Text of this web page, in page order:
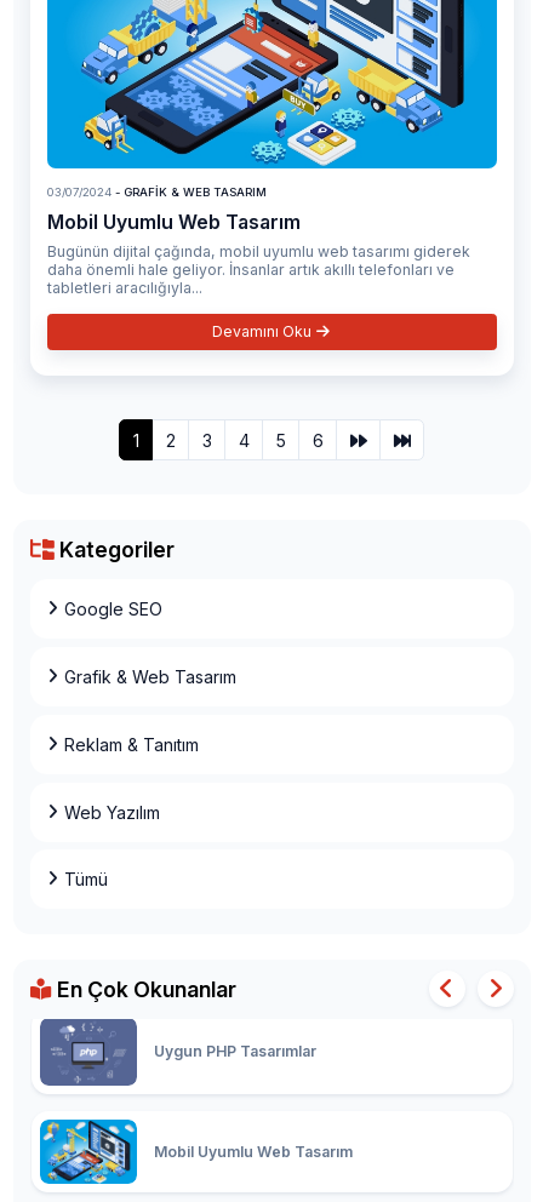
03/07/2024- GRAFIK & WEB TASARIM
Mobil Uyumlu Web Tasarım
Bugünün dijital çağında, mobil uyumlu web tasarımı giderek
daha önemli hale geliyor. İnsanlar artık akıllı telefonları ve
tabletleri aracılığıyla...
Devamını Oku
1 2 3 4 5 6
Kategoriler
Google SEO
Grafik & Web Tasarım
Reklam & Tanıtım
Web Yazılım
Tümü
En Çok Okunanlar
Web Tasarımında Renk Seçimi
Uygun PHP Tasarımlar
Mobil Uyumlu Web Tasarım